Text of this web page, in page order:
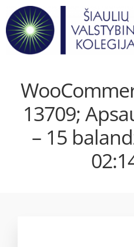
13709;
– 15